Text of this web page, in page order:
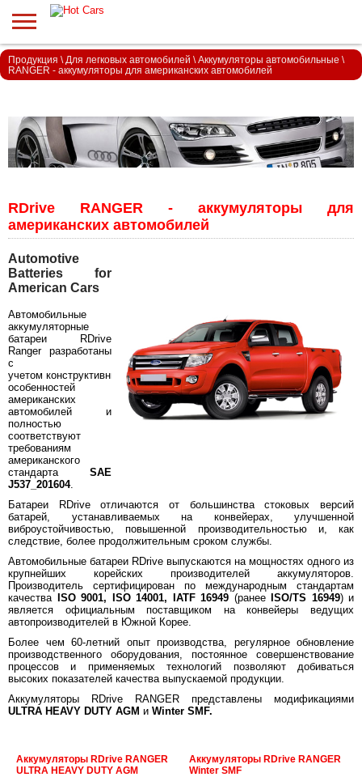
Продукция \ Для легковых автомобилей \ Аккумуляторы автомобильные \
RANGER - аккумуляторы для американских автомобилей
RDrive RANGER - аккумуляторы для
американских автомобилей
Automotive
Batteries for
American Cars
Автомобильные
аккумуляторные
батареи RDrive
Ranger разработаны
с
учетом конструктивных
особенностей
американских
автомобилей и
полностью
соответствуют
требованиям
американского
стандарта SAE
J537_201604.
Батареи RDrive отличаются от большинства стоковых версий
батарей, устанавливаемых на конвейерах, улучшенной
виброустойчивостью, повышенной производительностью и, как
следствие, более продолжительным сроком службы.
Автомобильные батареи RDrive выпускаются на мощностях одного из
крупнейших корейских производителей аккумуляторов.
Производитель сертифицирован по международным стандартам
качества
ISO 9001, ISO 14001, IATF 16949 (ранееISO/TS 16949) и
является официальным поставщиком на конвейеры ведущих
автопроизводителей в Южной Корее.
Более чем 60-летний опыт производства, регулярное обновление
производственного оборудования, постоянное совершенствование
процессов и применяемых технологий позволяют добиваться
высоких показателей качества выпускаемой продукции.
Аккумуляторы RDrive RANGER представлены модификациями
ULTRA HEAVY DUTY AGM и Winter SMF.
Аккумуляторы RDrive RANGER
ULTRA HEAVY DUTY AGM
Аккумуляторы RDrive RANGER
Winter SMF